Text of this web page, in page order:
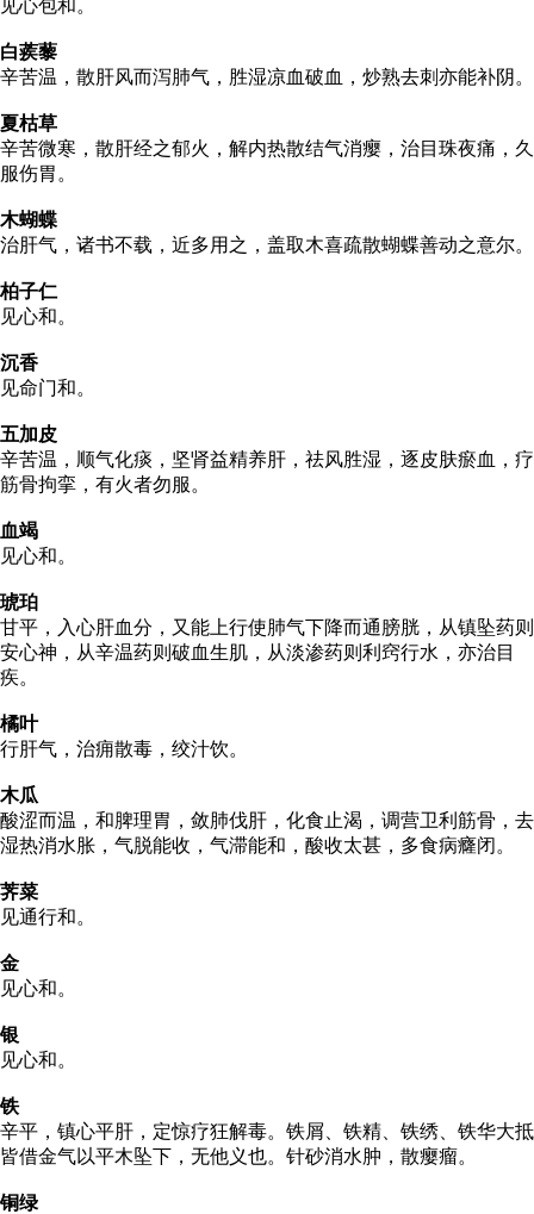
见心包和。
白蒺藜
辛苦温，散肝风而泻肺气，胜湿凉血破血，炒熟去刺亦能补阴。
夏枯草
辛苦微寒，散肝经之郁火，解内热散结气消瘿，治目珠夜痛，久
服伤胃。
木蝴蝶
治肝气，诸书不载，近多用之，盖取木喜疏散蝴蝶善动之意尔。
柏子仁
见心和。
沉香
见命门和。
五加皮
辛苦温，顺气化痰，坚肾益精养肝，祛风胜湿，逐皮肤瘀血，疗
筋骨拘挛，有火者勿服。
血竭
见心和。
琥珀
甘平，入心肝血分，又能上行使肺气下降而通膀胱，从镇坠药则
安心神，从辛温药则破血生肌，从淡渗药则利窍行水，亦治目
疾。
橘叶
行肝气，治痈散毒，绞汁饮。
木瓜
酸涩而温，和脾理胃，敛肺伐肝，化食止渴，调营卫利筋骨，去
湿热消水胀，气脱能收，气滞能和，酸收太甚，多食病癃闭。
荠菜
见通行和。
金
见心和。
银
见心和。
铁
辛平，镇心平肝，定惊疗狂解毒。铁屑、铁精、铁绣、铁华大抵
皆借金气以平木坠下，无他义也。针砂消水肿，散瘿瘤。
铜绿